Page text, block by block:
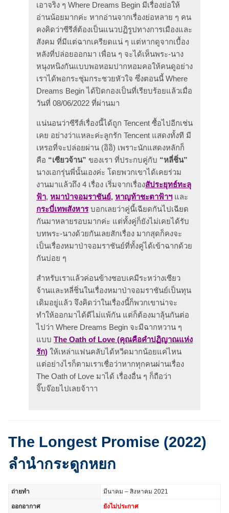
เอาจริง ๆ Where Dreams Begin มีเรื่องย่อให้
อ่านน้อยมากค่ะ หากอ่านจากเรื่องย่อหลาย ๆ คน
คงคิดว่าซีรีส์ต้องเป็นแนวปฏิรูปทางการเมืองและ
สังคม ที่มีแต่ฉากเครียดแน่ ๆ แต่หากดูจากเบื้อง
หลังที่ปล่อยออกมา เพื่อน ๆ จะได้เห็นพระ-นาง
หนุงหนิงกันแบบพอหอมปากหอมคอให้คนดูอย่าง
เราได้พอกระชุ่มกระชวยหัวใจ ซึ่งตอนนี้ Where
Dreams Begin ได้ปิดกองเป็นที่เรียบร้อยแล้วเมื่อ
วันที่ 08/06/2022 ที่ผ่านมา
แน่นอนว่าซีรีส์เรื่องนี้ได้ถูก Tencent ซื้อไปอีกเช่น
เคย อย่างว่าแหละค่ะลูกรัก Tencent แสดงทั้งที มี
เหรอที่จะปล่อยผ่าน (อิอิ) เพราะนักแสดงหลักก็
คือ “เซียวจ้าน” ของเรา ที่ประกบคู่กับ “หลี่ชิ่น”
นางเอกรุ่นพี่นั้นเองค่ะ โดยพวกเขาได้เคยร่วม
งานมาแล้วถึง 4 เรื่อง เริ่มจากเรื่องสัประยุทธ์ทะลุ
ฟ้า, หมาป่าจอมราชันย์, หาญท้าชะตาฟ้าฯและ
กระบี่เทพสังหารบอกเลยว่าคู่นี้เฉียดกันไปเฉียด
กันมาหลายรอบมากค่ะ แต่ทั้งคู่ก็ยังไม่เคยได้รับ
บทพระ-นางด้วยกันเลยสักเรื่อง มากสุดก็คงจะ
เป็นเรื่องหมาป่าจอมราชันย์ที่ทั้งคู่ได้เข้าฉากด้วย
กันบ่อย ๆ
สำหรับเราแล้วค่อนข้างชอบเคมีระหว่างเซียว
จ้านและหลี่ชิ่นในเรื่องหมาป่าจอมราชันย์เป็นทุน
เดิมอยู่แล้ว จึงคิดว่าในเรื่องนี้ก็พวกเขาน่าจะ
ทำให้ออกมาได้ดีไม่แพ้กัน แต่ก็ต้องมาลุ้นกันต่อ
ไปว่า Where Dreams Begin จะมีฉากหวาน ๆ
แบบ The Oath of Love (คุณคือคำปฏิญาณแห่ง
รัก) ให้เหล่าแฟนคลับได้หวีดมากน้อยแค่ไหน
แต่อย่างไรก็ตามเราเชื่อว่าหากทุกคนผ่านเรื่อง
The Oath of Love มาได้ เรื่องอื่น ๆ ก็ถือว่า
จิ๊บจ๊อยไปเลยจ้าาา
The Longest Promise (2022)
ลำนำกระดูกหยก
ถ่ายทำ มีนาคม – สิงหาคม 2021
ออกอากาศ ยังไม่ประกาศ